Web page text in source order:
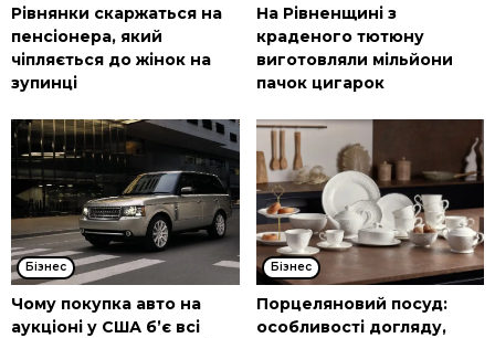
Рівнянки скаржаться на
пенсіонера, який
чіпляється до жінок на
зупинці
На Рівненщині з
краденого тютюну
виготовляли мільйони
пачок цигарок
Бізнес
Чому покупка авто на
аукціоні у США б’є всі
Бізнес
Порцеляновий посуд:
особливості догляду,